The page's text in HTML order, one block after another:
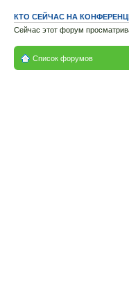
КТО СЕЙЧАС НА
Сейчас этот форум
Список форумов